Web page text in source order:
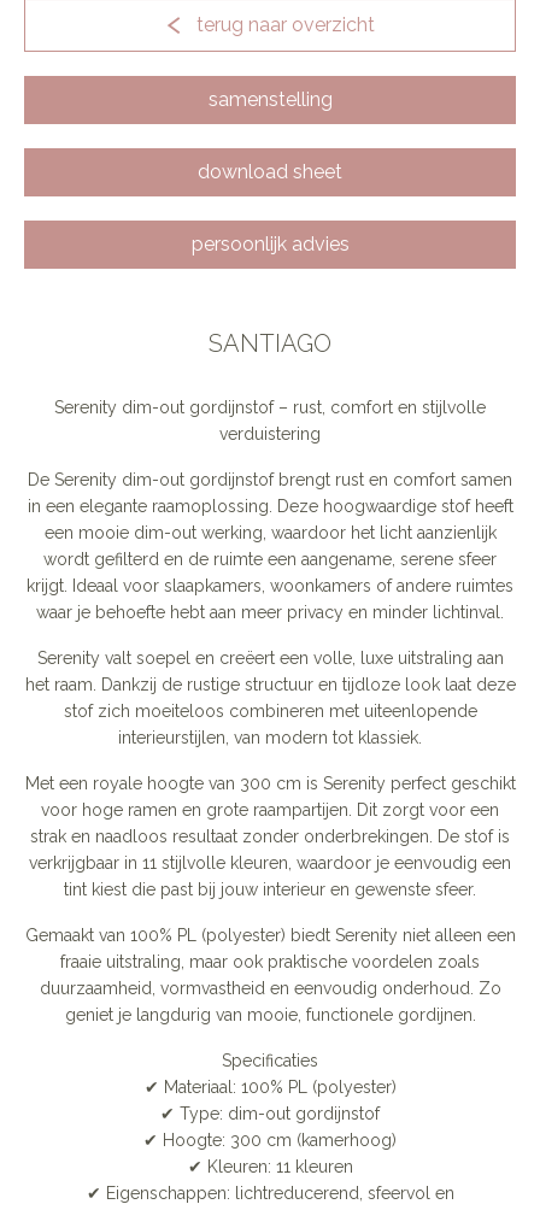
terug naar overzicht
samenstelling
download sheet
persoonlijk advies
SANTIAGO
Serenity dim-out gordijnstof – rust, comfort en stijlvolle
verduistering
De Serenity dim-out gordijnstof brengt rust en comfort samen
in een elegante raamoplossing. Deze hoogwaardige stof heeft
een mooie dim-out werking, waardoor het licht aanzienlijk
wordt gefilterd en de ruimte een aangename, serene sfeer
krijgt. Ideaal voor slaapkamers, woonkamers of andere ruimtes
waar je behoefte hebt aan meer privacy en minder lichtinval.
Serenity valt soepel en creëert een volle, luxe uitstraling aan
het raam. Dankzij de rustige structuur en tijdloze look laat deze
stof zich moeiteloos combineren met uiteenlopende
interieurstijlen, van modern tot klassiek.
Met een royale hoogte van 300 cm is Serenity perfect geschikt
voor hoge ramen en grote raampartijen. Dit zorgt voor een
strak en naadloos resultaat zonder onderbrekingen. De stof is
verkrijgbaar in 11 stijlvolle kleuren, waardoor je eenvoudig een
tint kiest die past bij jouw interieur en gewenste sfeer.
Gemaakt van 100% PL (polyester) biedt Serenity niet alleen een
fraaie uitstraling, maar ook praktische voordelen zoals
duurzaamheid, vormvastheid en eenvoudig onderhoud. Zo
geniet je langdurig van mooie, functionele gordijnen.
Specificaties
✔ Materiaal: 100% PL (polyester)
✔ Type: dim-out gordijnstof
✔ Hoogte: 300 cm (kamerhoog)
✔ Kleuren: 11 kleuren
✔ Eigenschappen: lichtreducerend, sfeervol en